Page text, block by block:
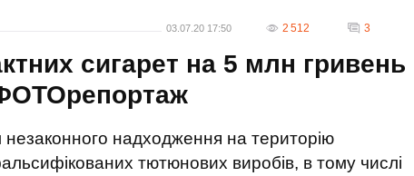
03.07.20 17:50 2 512 3
сигарет на 5 млн гривень
незаконного надходження на територію
тютюнових виробів, в тому числі